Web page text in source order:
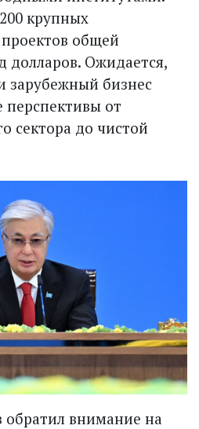
крупных
общей
долларов. Ожидается,
зарубежный бизнес
перспективы от
сектора до чистой
обратил внимание на